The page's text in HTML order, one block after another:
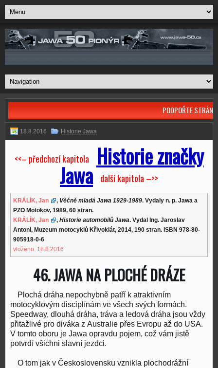
PODPOŘTE
18.8.2016 Historie Jawa
<<– předchozí kapitola Historie značky
Jawa další kapitola –>>
KRÁLÍK, Jan , Věčně mladá Jawa 1929-1989. Vydaly n. p. Jawa a
PZO Motokov, 1989, 60 stran.
KRÁLÍK, Jan
, Historie automobilů Jawa. Vydal Ing. Jaroslav
Antoni, Muzeum motocyklů Křivoklát, 2014, 190 stran. ISBN 978-80-
905918-0-6
vloženo: 18.8.2016
46. JAWA NA PLOCHÉ DRÁZE
Plochá dráha nepochybně patří k atraktivním
motocyklovým disciplínám ve všech svých formách.
Speedway, dlouhá dráha, tráva a ledová dráha jsou vždy
přitažlivé pro diváka z Australie přes Evropu až do USA.
V tomto oboru je Jawa opravdu pojem, což vám jistě
potvrdí všichni slavní jezdci.
O tom jak v Československu vznikla plochodrážní